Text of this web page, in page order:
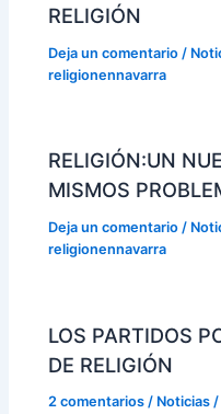
RELIGIÓN
Deja un comentario /
religionennavarra
RELIGIÓN:UN
MISMOS
Deja un comentario /
religionennavarra
LOS PARTIDOS
DE RELIGIÓN
2 comentarios / Noticias